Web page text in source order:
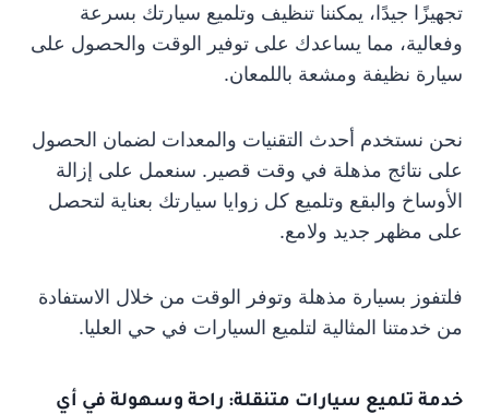
تجهيزًا جيدًا، يمكننا تنظيف وتلميع سيارتك بسرعة
وفعالية، مما يساعدك على توفير الوقت والحصول على
سيارة نظيفة ومشعة باللمعان.
نحن نستخدم أحدث التقنيات والمعدات لضمان الحصول
على نتائج مذهلة في وقت قصير. سنعمل على إزالة
الأوساخ والبقع وتلميع كل زوايا سيارتك بعناية لتحصل
على مظهر جديد ولامع.
فلتفوز بسيارة مذهلة وتوفر الوقت من خلال الاستفادة
من خدمتنا المثالية لتلميع السيارات في حي العليا.
خدمة تلميع سيارات متنقلة: راحة وسهولة في أي